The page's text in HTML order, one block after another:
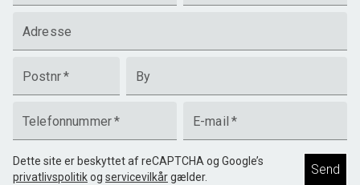
Adresse
Postnr* By
Telefonnummer* E-mail *
Dette site er beskyttet af reCAPTCHA og Google’s
privatlivspolitikog servicevilkårgælder. Send